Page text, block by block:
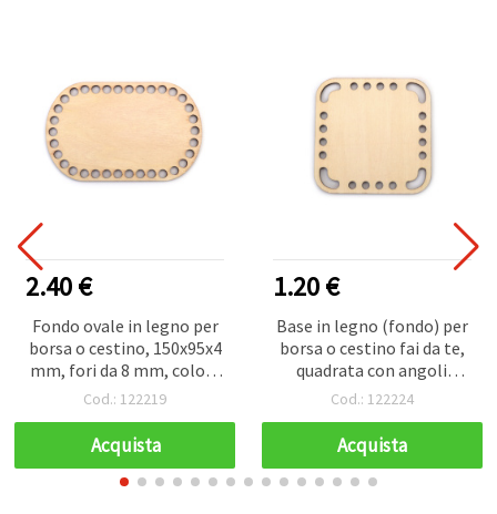
2.40 €
Fondo ovale in legno per
borsa o cestino, 150x95x4
mm, fori da 8 mm, colore
legno naturale
Cod.: 122219
Acquista
1.20 €
Base in legno (fondo) per
borsa o cestino fai da te,
quadrata con angoli
arrotondati, 100x4 mm,
legno naturale
Cod.: 122224
Acquista